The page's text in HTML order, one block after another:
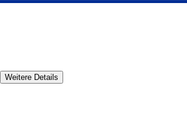
Weitere Details